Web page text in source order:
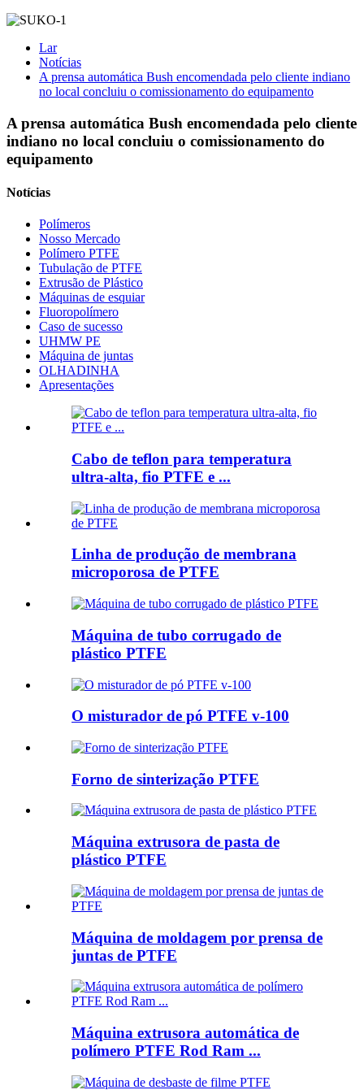
Lar
Notícias
A prensa automática Bush encomendada pelo cliente indiano
no local concluiu o comissionamento do equipamento
A prensa automática Bush encomendada pelo cliente
indiano no local concluiu o comissionamento do
equipamento
Notícias
Polímeros
Nosso Mercado
Polímero PTFE
Tubulação de PTFE
Extrusão de Plástico
Máquinas de esquiar
Fluoropolímero
Caso de sucesso
UHMW PE
Máquina de juntas
OLHADINHA
Apresentações
Cabo de teflon para temperatura
ultra-alta, fio PTFE e ...
Linha de produção de membrana
microporosa de PTFE
Máquina de tubo corrugado de
plástico PTFE
O misturador de pó PTFE v-100
Forno de sinterização PTFE
Máquina extrusora de pasta de
plástico PTFE
Máquina de moldagem por prensa de
juntas de PTFE
Máquina extrusora automática de
polímero PTFE Rod Ram ...